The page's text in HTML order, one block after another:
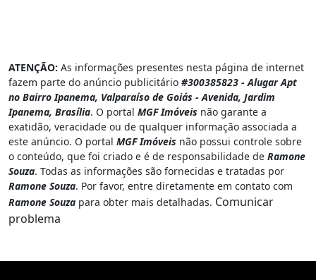
ATENÇÃO: As informações presentes nesta página de internet
fazem parte do anúncio publicitário #300385823 - Alugar Apt
no Bairro Ipanema, Valparaíso de Goiás - Avenida, Jardim
Ipanema, Brasília. O portal MGF Imóveis não garante a
exatidão, veracidade ou de qualquer informação associada a
este anúncio. O portal MGF Imóveis não possui controle sobre
o conteúdo, que foi criado e é de responsabilidade de Ramone
Souza. Todas as informações são fornecidas e tratadas por
Ramone Souza. Por favor, entre diretamente em contato com
Ramone Souza para obter mais detalhadas. Comunicar
problema